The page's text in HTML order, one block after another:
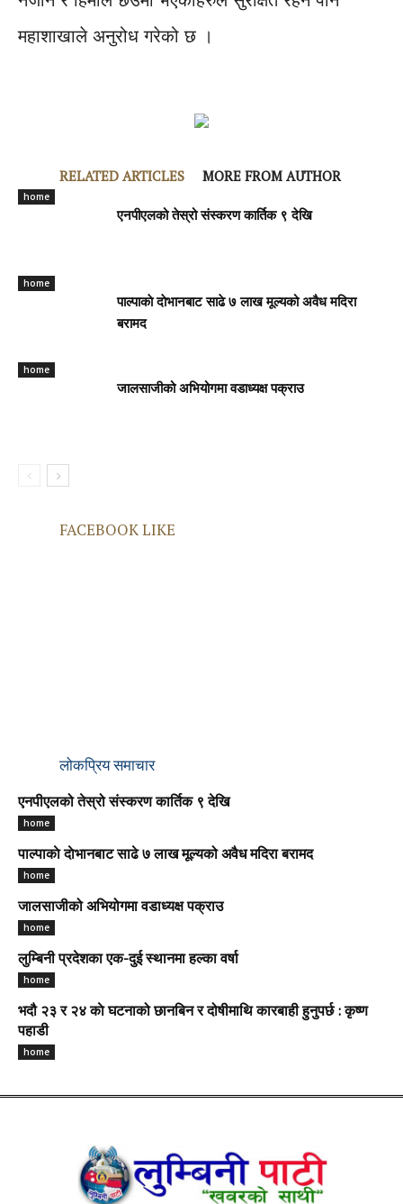
महाशाखाले अनुरोध गरेको छ ।
RELATED ARTICLES MORE FROM AUTHOR
home
एनपीएलको तेस्रो संस्करण कार्तिक ९ देखि
home
पाल्पाकाे दाेभानबाट साढे ७ लाख मूल्यको अवैध मदिरा
बरामद
home
जालसाजीको अभियोगमा वडाध्यक्ष पक्राउ
FACEBOOK LIKE
लोकप्रिय समाचार
एनपीएलको तेस्रो संस्करण कार्तिक ९ देखि
home
पाल्पाकाे दाेभानबाट साढे ७ लाख मूल्यको अवैध मदिरा बरामद
home
जालसाजीको अभियोगमा वडाध्यक्ष पक्राउ
home
लुम्बिनी प्रदेशका एक-दुई स्थानमा हल्का वर्षा
home
भदौ २३ र २४ काे घटनाको छानबिन र दोषीमाथि कारबाही हुनुपर्छ : कृष्ण
पहाडी
home